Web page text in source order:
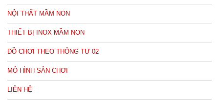
NỘI THẤT MẦM NON
THIẾT BỊ INOX MẦM NON
ĐỒ CHƠI THEO THÔNG TƯ 02
MÔ HÌNH SÂN CHƠI
LIÊN HỆ